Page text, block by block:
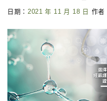
日期： 2021 年 11 月 18 日 作者